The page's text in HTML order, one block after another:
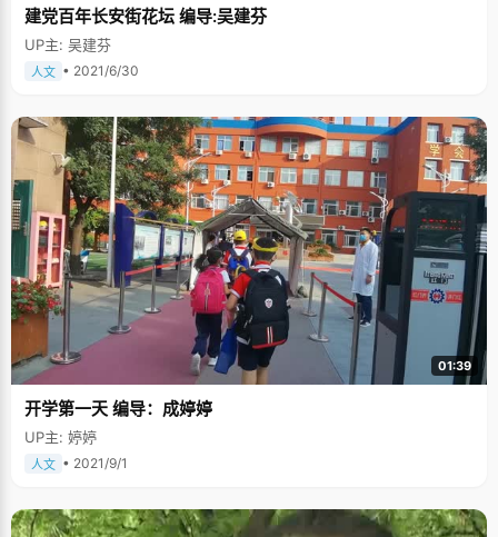
建党百年长安街花坛 编导:吴建芬
UP主: 吴建芬
人文 • 2021/6/30
01:39
开学第一天 编导：成婷婷
UP主: 婷婷
人文 • 2021/9/1